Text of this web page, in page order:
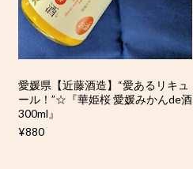
愛媛県【近藤酒造】“愛あるリキュ
ール！”☆『華姫桜 愛媛みかんde酒
300ml』
¥880